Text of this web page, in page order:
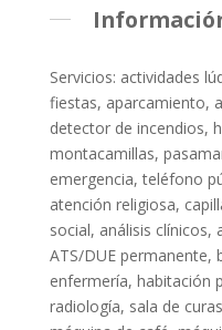
Servicios: actividades
fiestas, aparcamiento,
detector de incendios,
montacamillas,
emergencia, teléfono
atención religiosa,
social, análisis clínicos,
ATS/DUE permanente,
enfermería, habitación
radiología, sala de